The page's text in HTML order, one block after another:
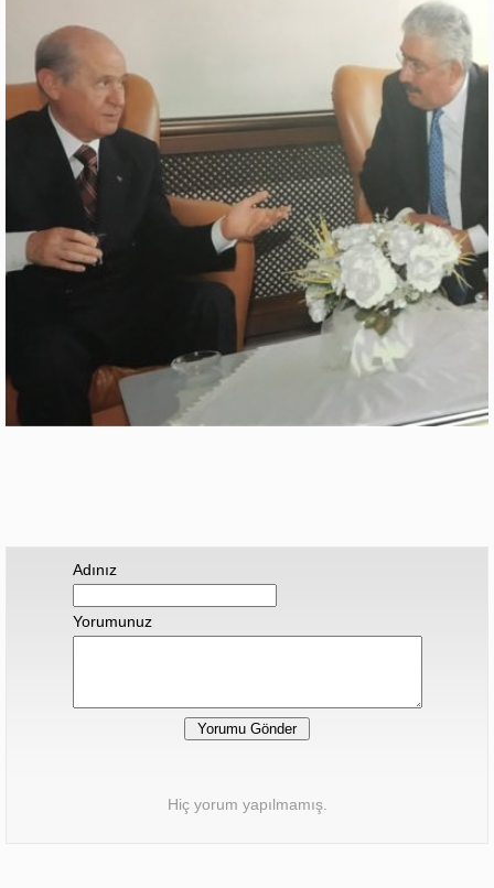
Adınız
Yorumunuz
Hiç yorum yapılmamış.